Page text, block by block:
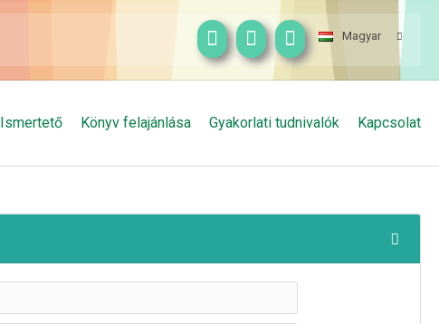
Magyar
Ismertető Könyv felajánlása Gyakorlati tudnivalók Kapcsolat